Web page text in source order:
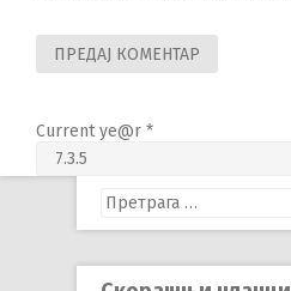
Current ye@r *
Претрага
за: